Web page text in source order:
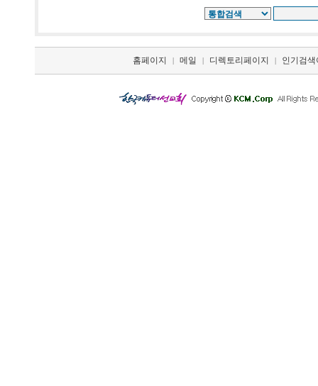
홈페이지 | 메일 | 디렉토리페이지 | 인기검색